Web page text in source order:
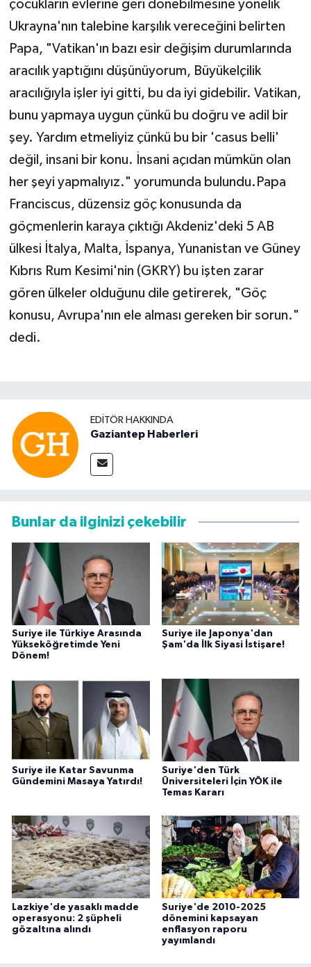
çocukların evlerine geri dönebilmesine yönelik
Ukrayna'nın talebine karşılık vereceğini belirten
Papa, "Vatikan'ın bazı esir değişim durumlarında
aracılık yaptığını düşünüyorum, Büyükelçilik
aracılığıyla işler iyi gitti, bu da iyi gidebilir. Vatikan,
bunu yapmaya uygun çünkü bu doğru ve adil bir
şey. Yardım etmeliyiz çünkü bu bir 'casus belli'
değil, insani bir konu. İnsani açıdan mümkün olan
her şeyi yapmalıyız." yorumunda bulundu.Papa
Franciscus, düzensiz göç konusunda da
göçmenlerin karaya çıktığı Akdeniz'deki 5 AB
ülkesi İtalya, Malta, İspanya, Yunanistan ve Güney
Kıbrıs Rum Kesimi'nin (GKRY) bu işten zarar
gören ülkeler olduğunu dile getirerek, "Göç
konusu, Avrupa'nın ele alması gereken bir sorun."
dedi.
EDITÖR HAKKINDA
Gaziantep Haberleri
Bunlar da ilginizi çekebilir
Suriye ile Türkiye Arasında
Yükseköğretimde Yeni
Dönem!
Suriye ile Japonya'dan
Şam'da İlk Siyasi İstişare!
Suriye ile Katar Savunma
Gündemini Masaya Yatırdı!
Suriye'den Türk
Üniversiteleri İçin YÖK ile
Temas Kararı
Lazkiye'de yasaklı madde
operasyonu: 2 şüpheli
gözaltına alındı
Suriye'de 2010-2025
dönemini kapsayan
enflasyon raporu
yayımlandı